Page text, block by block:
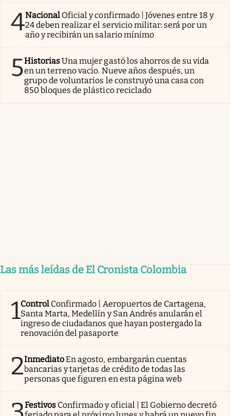
4Nacional Oficial y confirmado | Jóvenes entre 18 y
24 deben realizar el servicio militar: será por un
año y recibirán un salario mínimo
5HistoriasUna mujer gastó los ahorros de su vida
en un terreno vacío. Nueve años después, un
grupo de voluntarios le construyó una casa con
850 bloques de plástico reciclado
Las más leídas de El Cronista Colombia
1Control Confirmado | Aeropuertos de Cartagena,
Santa Marta, Medellín y San Andrés anularán el
ingreso de ciudadanos que hayan postergado la
renovación del pasaporte
2InmediatoEn agosto, embargarán cuentas
bancarias y tarjetas de crédito de todas las
personas que figuren en esta página web
Festivos Confirmado y oficial | El Gobierno decretó